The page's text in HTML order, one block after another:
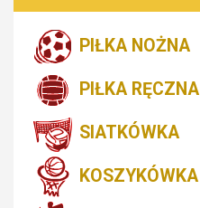
PIŁKA NOŻNA
PIŁKA RĘCZNA
SIATKÓWKA
KOSZYKÓWKA